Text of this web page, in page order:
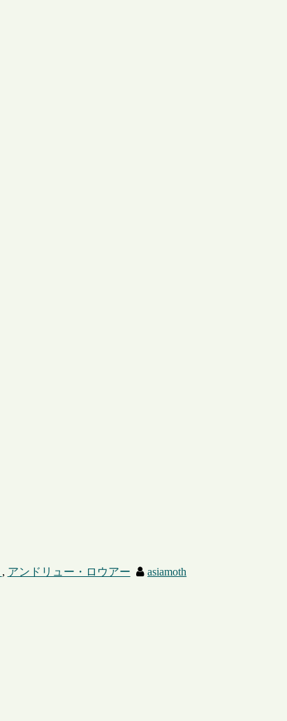
, アンドリュー・ロウアー asiamoth